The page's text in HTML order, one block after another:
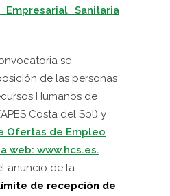
Sanitaria
se
de las personas
Humanos de
Costa del Sol) y
Ofertas de Empleo
web: www.hcs.es.
anuncio de la
de recepción de